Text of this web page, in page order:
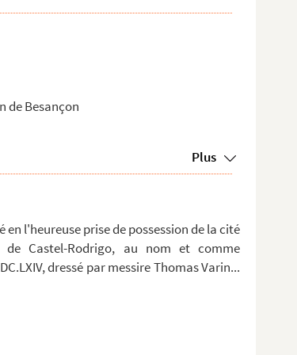
de Besançon
Plus
l'heureuse prise de possession de la cité
Castel-Rodrigo, au nom et comme
dressé par messire Thomas Varin...